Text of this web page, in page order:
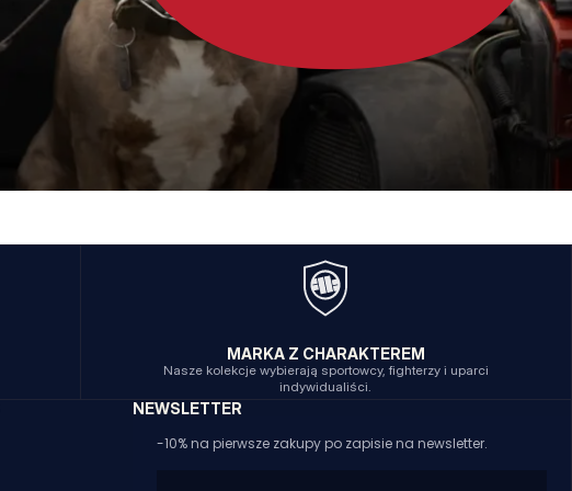
MARKA Z CHARAKTEREM
Nasze kolekcje wybierają sportowcy, fighterzy i uparci
indywidualiści.
NEWSLETTER
-10% na pierwsze zakupy po zapisie na newsletter.